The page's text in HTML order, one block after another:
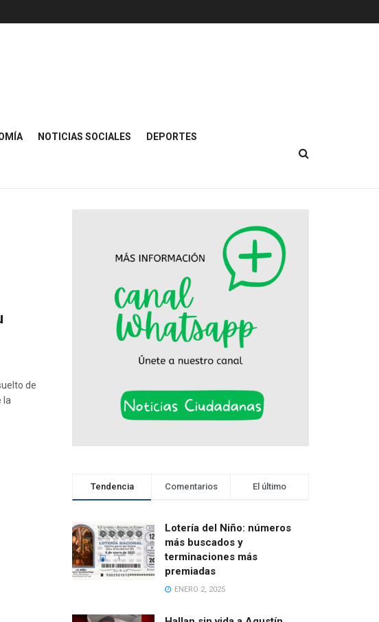
NOTICIAS SOCIALES DEPORTES
de
la
Tendencia Comentarios El último
Lotería del Niño: números
más buscados y
terminaciones más
premiadas
ENERO 2, 2025